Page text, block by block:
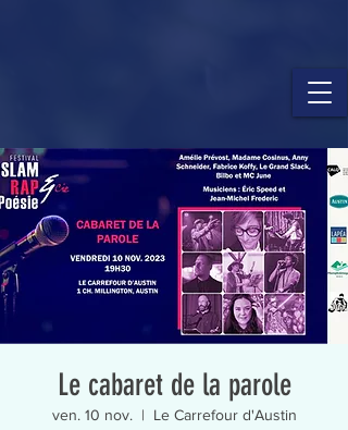
Le cabaret de la parole
ven. 10 nov.
  |
Le Carrefour d'Austin